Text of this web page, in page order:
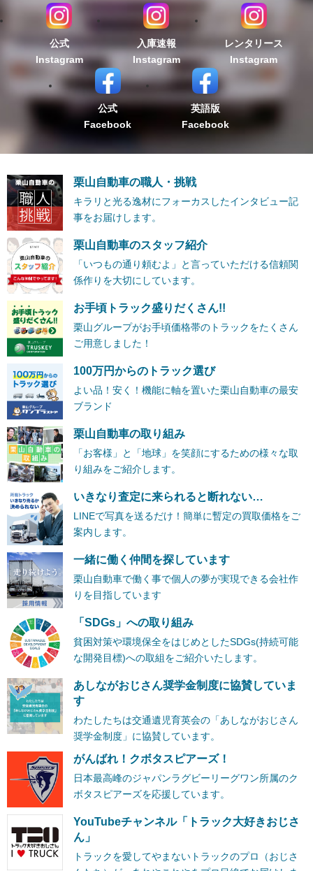
公式
Instagram
入庫速報
Instagram
レンタリース
Instagram
公式
Facebook
英語版
Facebook
栗山自動車の職人・挑戦
キラリと光る逸材にフォーカスしたインタビュー記
事をお届けします。
栗山自動車のスタッフ紹介
「いつもの通り頼むよ」と言っていただける信頼関
係作りを大切にしています。
お手頃トラック盛りだくさん!!
栗山グループがお手頃価格帯のトラックをたくさん
ご用意しました！
100万円からのトラック選び
よい品！安く！機能に軸を置いた栗山自動車の最安
ブランド
栗山自動車の取り組み
「お客様」と「地球」を笑顔にするための様々な取
り組みをご紹介します。
いきなり査定に来られると断れない…
LINEで写真を送るだけ！簡単に暫定の買取価格をご
案内します。
一緒に働く仲間を探しています
栗山自動車で働く事で個人の夢が実現できる会社作
りを目指しています
「SDGs」への取り組み
貧困対策や環境保全をはじめとしたSDGs(持続可能
な開発目標)への取組をご紹介いたします。
あしながおじさん奨学金制度に協賛していま
す
わたしたちは交通遺児育英会の「あしながおじさん
奨学金制度」に協賛しています。
がんばれ！クボタスピアーズ！
日本最高峰のジャパンラグビーリーグワン所属のク
ボタスピアーズを応援しています。
YouTubeチャンネル「トラック大好きおじさ
ん」
トラックを愛してやまないトラックのプロ（おじさ